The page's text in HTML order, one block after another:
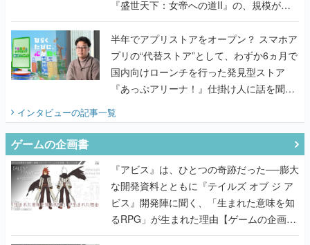
『盛世天下：女帝への道II』の、規模が違
うこだわりをプロデューサーに聞いた
半年でアプリストアをオープン？ スマホア
プリの“代替ストア”として、わずか6ヵ月で
国内向けローンチを行った発見型ストア
『あっぷアリーナ！』仕掛け人に話を聞い
てみた
インタビューの記事一覧
ゲームの企画書
『アビス』は、ひとつの奇跡だった──膨大
な開発資料とともに『テイルズ オブ ジ ア
ビス』開発陣に聞く、「生まれた意味を知
るRPG」が生まれた理由【ゲームの企画
書】